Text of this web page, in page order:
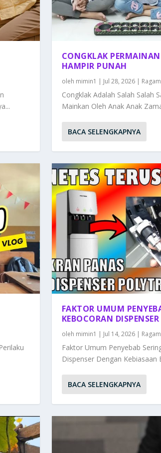
CONGKLAK
HAMPIR PUNAH
oleh mimin1 | Jul 28, 2026| Ragam
Congklak Adalah Salah Salah
Mainkan Oleh Anak Anak
BACA SELENGKAPNYA
FAKTOR UMUM
KEBOCORAN DISPENSER
oleh mimin1 | Jul 14, 2026| Ragam
Faktor Umum Penyebab
Dispenser Dengan Kebiasaan
BACA SELENGKAPNYA